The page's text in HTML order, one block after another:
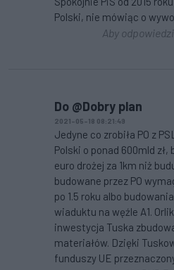
Polski, nie mówiąc o
Aby
Do @Dobry plan
2021-05-18 08:21:49
Jedyne co zrobiła PO z
Polski o ponad 600mld
euro drożej za 1km niż
budowane przez PO
po 1.5 roku albo
wiaduktu na węźle A1.
inwestycja Tuska
materiałów. Dzięki
funduszy UE